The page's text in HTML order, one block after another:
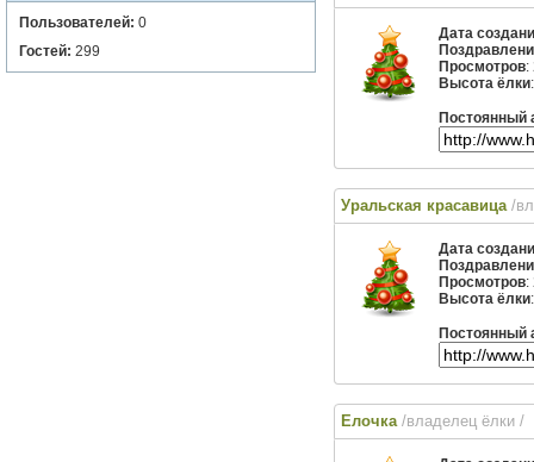
Пользователей: 0
Гостей: 299
Дата
Просмотров:
Высота ёлки
Постоянный
Уральская красавица /
Дата
Просмотров:
Высота ёлки
Постоянный
Елочка /владелец ёлки /